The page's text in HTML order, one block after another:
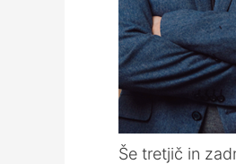
Še tretjič in